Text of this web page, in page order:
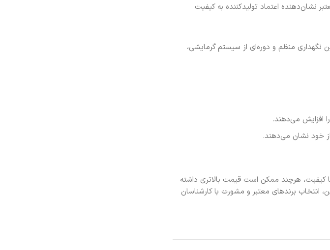
نشان‌دهنده اعتماد تولیدکننده به کیفیت
منظم و دوره‌ای از سیستم گرمایشی،
افزایش می‌دهند.
خود نشان می‌دهند.
کیفیت، هرچند ممکن است قیمت بالاتری داشته
انتخاب برندهای معتبر و مشورت با کارشناسان